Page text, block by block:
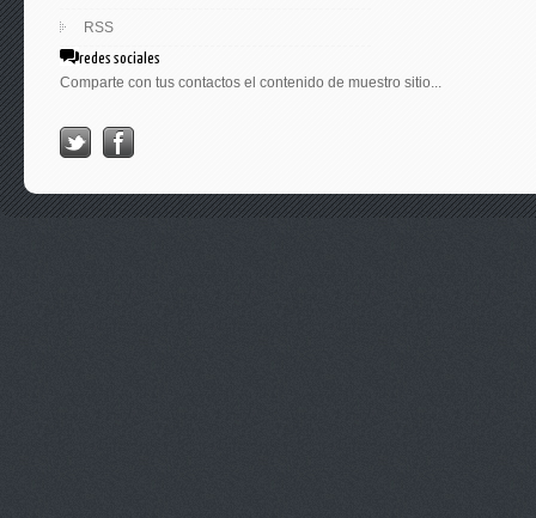
RSS
redes sociales
Comparte con tus contactos el contenido de muestro sitio...